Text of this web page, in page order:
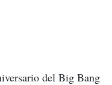
del Big Bang